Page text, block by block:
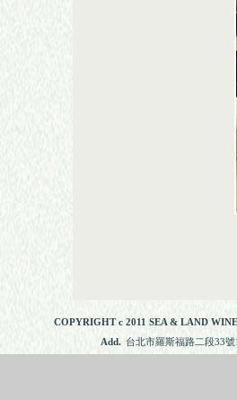
COPYRIGHT c 2011 SEA & LAND
Add. 台北市羅斯福路二段33號